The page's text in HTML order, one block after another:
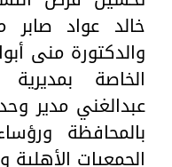
خالد عواد
والدكتورة منى
الخاصة بمديرية
عبدالغني مدير
بالمحافظة
الجمعيات الأهلية